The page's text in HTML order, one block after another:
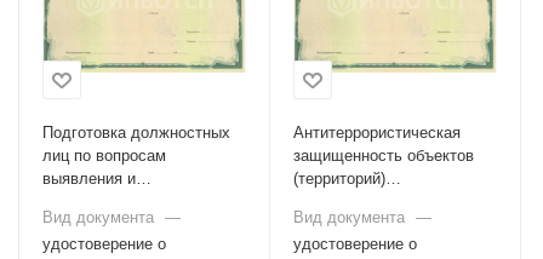
Подготовка должностных
лиц по вопросам
выявления и
применения токсичных
химикатов, отравляющих
Вид документа —
удостоверение о
Антитеррористическая
защищенность объектов
(территорий)
организации
Вид документа —
удостоверение о